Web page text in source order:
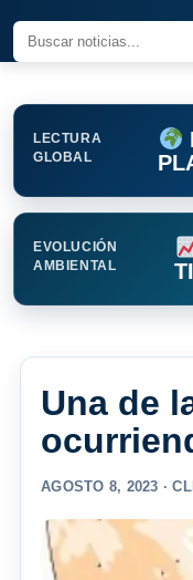
LECTURA
GLOBAL
EVOLUCIÓN
AMBIENTAL
Una de
AGOSTO 8, 2023 ·